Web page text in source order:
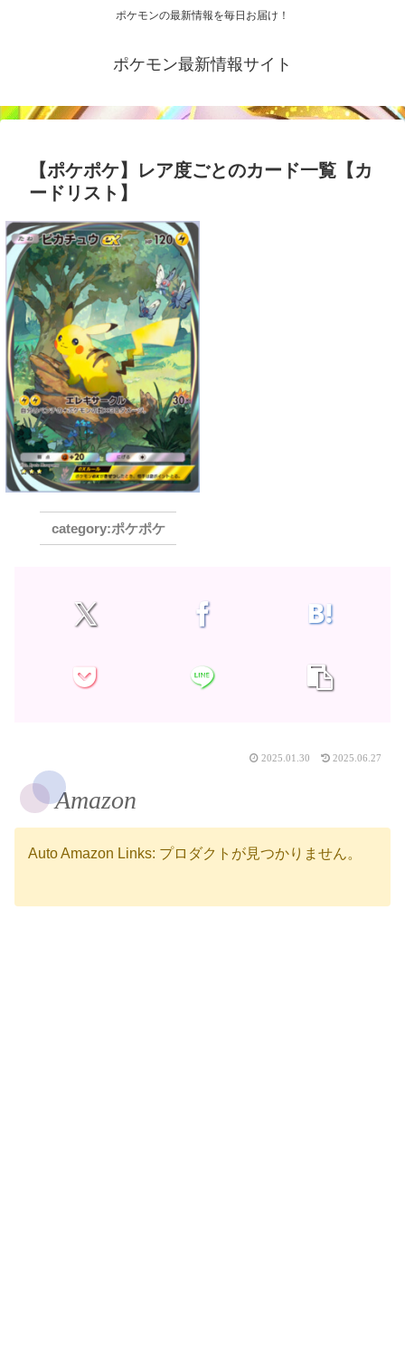
ポケモンの最新情報を毎日お届け！
ポケモン最新情報サイト
【ポケポケ】レア度ごとのカード一覧【カ
ードリスト】
ポケポケ
2025.01.30 2025.06.27
Amazon
Auto Amazon Links: プロダクトが見つかりません。